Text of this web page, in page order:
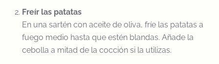
Freír las patatas
En una sartén con aceite de oliva, fríe las patatas a
fuego medio hasta que estén blandas. Añade la
cebolla a mitad de la cocción si la utilizas.